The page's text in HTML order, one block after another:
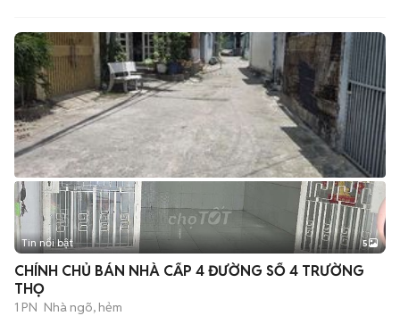
Tin nổi bật 5
CHÍNH CHỦ BÁN NHÀ CẤP 4 ĐƯỜNG SỐ 4 TRƯỜNG
THỌ
1 PN Nhà ngõ, hẻm